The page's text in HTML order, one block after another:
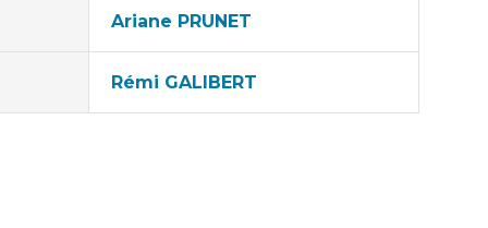
Ariane PRUNET
Rémi GALIBERT